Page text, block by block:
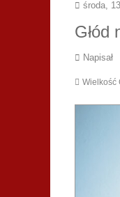
środa,
Głód
Napisał
Wielkość